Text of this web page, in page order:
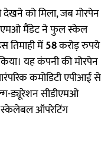
देखने को मिला, जब मोरपेन
मैंडेट ने फुल स्केल
तिमाही में58करोड़ रुपये
यह कंपनी की मोरपेन
कमोडिटी एपीआई से
ड्यूरेशन सीडीएमओ
स्केलेबल ऑपरेटिंग